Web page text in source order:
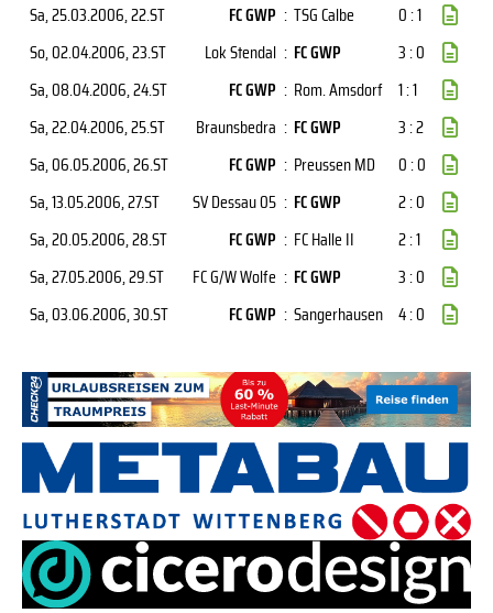
Sa, 25.03.2006, 22.ST FC GWP : TSG Calbe
0 : 1
So, 02.04.2006, 23.ST Lok Stendal : FC GWP
3 : 0
Sa, 08.04.2006, 24.ST FC GWP : Rom. Amsdorf 1 : 1
Sa, 22.04.2006, 25.ST Braunsbedra : FC GWP
3 : 2
Sa, 06.05.2006, 26.ST FC GWP : Preussen MD
0 : 0
Sa, 13.05.2006, 27.ST SV Dessau 05 : FC GWP
2 : 0
Sa, 20.05.2006, 28.ST FC GWP : FC Halle II
2 : 1
Sa, 27.05.2006, 29.ST FC G/W Wolfe : FC GWP
3 : 0
Sa, 03.06.2006, 30.ST FC GWP : Sangerhausen 4 : 0